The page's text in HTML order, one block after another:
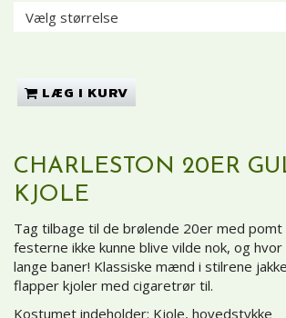
LÆG I KURV
CHARLESTON 20ER
KJOLE
Tag tilbage til de brølende 20er med
festerne ikke kunne blive vilde nok, og
lange baner! Klassiske mænd i stilrene
flapper kjoler med cigaretrør til.
Kostumet indeholder: Kjole, hovedstykke